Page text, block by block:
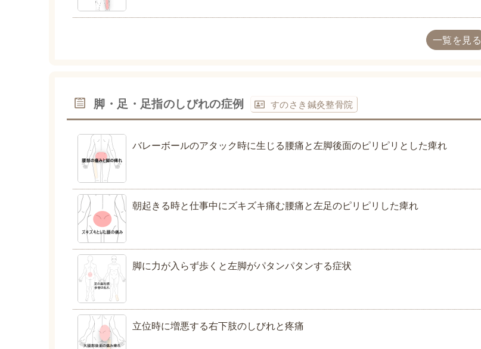
一覧を見る
脚・足・足指のしびれの症例 すのさき鍼灸整骨院
バレーボールのアタック時に生じる腰痛と左脚後面のピリピリとした痺れ
朝起きる時と仕事中にズキズキ痛む腰痛と左足のピリピリした痺れ
脚に力が入らず歩くと左脚がパタンパタンする症状
立位時に増悪する右下肢のしびれと疼痛